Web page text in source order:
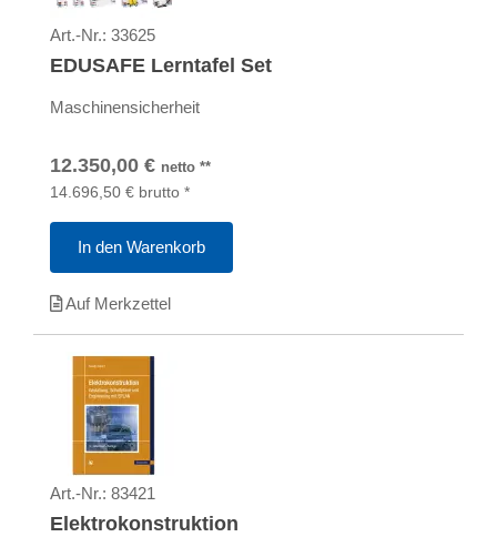
Art.-Nr.: 33625
EDUSAFE Lerntafel Set
Maschinensicherheit
12.350,00 € netto **
14.696,50 € brutto *
In den Warenkorb
Auf Merkzettel
Art.-Nr.: 83421
Elektrokonstruktion